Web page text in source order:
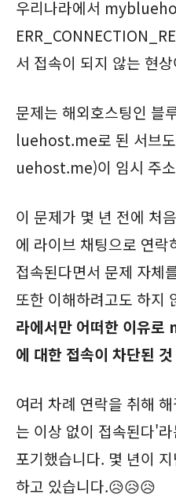
우리나라에서
서 접속이 되지 않는 현
문제는 해외호스팅인 블
luehost.me로 된 서브
uehost.me)이 임시 주
이 문제가 몇 년 전에 처
에 라이브 채팅으로 연락
접속된다면서 문제 자체
또한 이해하려고도 하지
라에서만 어떠한 이유
에 대한 접속이 차단된
여러 차례 연락을 취해
는 이상 없이 접속된다'
포기했습니다. 몇 년이
하고 있습니다.😥😥😥